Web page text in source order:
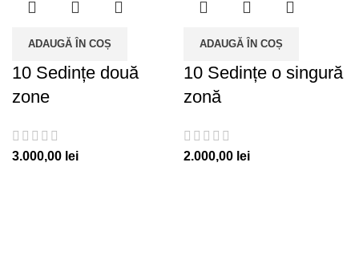
ADAUGĂ ÎN COȘ
10 Sedințe două
zone
3.000,00 lei
ADAUGĂ ÎN COȘ
10 Sedințe o singură
zonă
2.000,00 lei